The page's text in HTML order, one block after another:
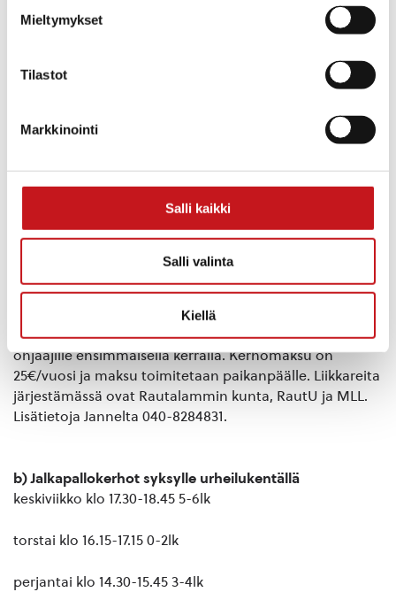
Mieltymykset
Tilastot
Markkinointi
Salli kaikki
Salli valinta
Kiellä
MUITA LIIKUNTAKERHOJA
a) Alle kouluikäisten liikuntakerhot ”liikkarit” Matti
Lohen koulun liikuntasalissa tiistaisin
klo 17.15-18 2016-2015 syntyneet
Huoltajat toimittavat lapsen ja huoltajan yhteystiedot
ohjaajille ensimmäisellä kerralla. Kerhomaksu on
25€/vuosi ja maksu toimitetaan paikanpäälle. Liikkareita
järjestämässä ovat Rautalammin kunta, RautU ja MLL.
Lisätietoja Jannelta 040-8284831.
b) Jalkapallokerhot syksylle urheilukentällä
keskiviikko klo 17.30-18.45 5-6lk
torstai klo 16.15-17.15 0-2lk
perjantai klo 14.30-15.45 3-4lk